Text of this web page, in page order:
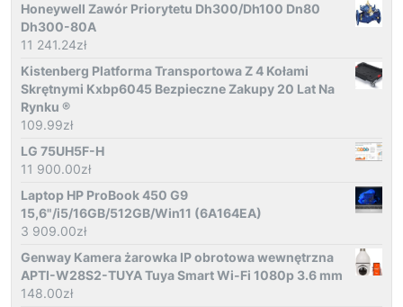
Honeywell Zawór Priorytetu Dh300/Dh100 Dn80
Dh300-80A
11 241.24zł
Kistenberg Platforma Transportowa Z 4 Kołami
Skrętnymi Kxbp6045 Bezpieczne Zakupy 20 Lat Na
Rynku ®
109.99zł
LG 75UH5F-H
11 900.00zł
Laptop HP ProBook 450 G9
15,6"/i5/16GB/512GB/Win11 (6A164EA)
3 909.00zł
Genway Kamera żarowka IP obrotowa wewnętrzna
APTI-W28S2-TUYA Tuya Smart Wi-Fi 1080p 3.6 mm
148.00zł